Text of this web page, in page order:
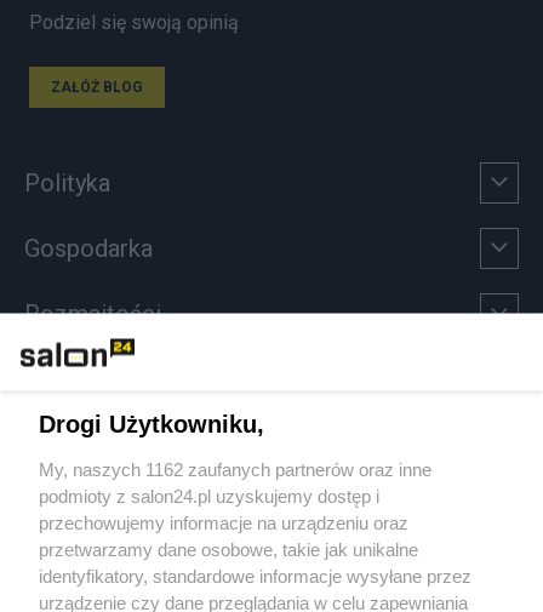
Podziel się swoją opinią
ZAŁÓŻ BLOG
Polityka
Gospodarka
Rozmaitości
Sport
Społeczeństwo
Kultura
Drogi Użytkowniku,
My, naszych 1162 zaufanych partnerów oraz inne
podmioty z salon24.pl uzyskujemy dostęp i
przechowujemy informacje na urządzeniu oraz
przetwarzamy dane osobowe, takie jak unikalne
identyfikatory, standardowe informacje wysyłane przez
urządzenie czy dane przeglądania w celu zapewniania